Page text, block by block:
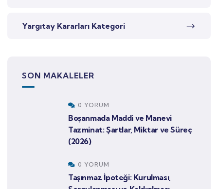
Yargıtay Kararları Kategori
SON MAKALELER
0 YORUM
Boşanmada Maddi ve Manevi
Tazminat: Şartlar, Miktar ve Süreç
(2026)
0 YORUM
Taşınmaz İpoteği: Kurulması,